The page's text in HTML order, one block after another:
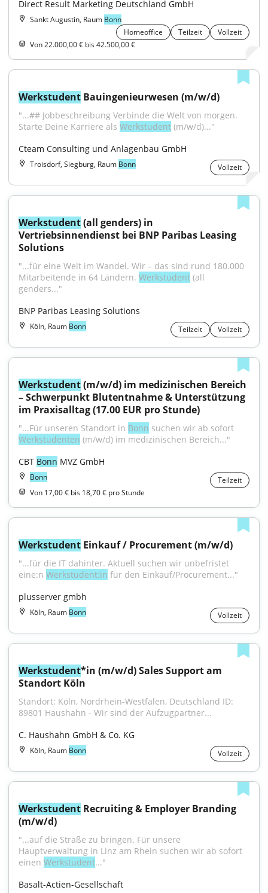
Direct Result Marketing Deutschland GmbH
Sankt Augustin, Raum Bonn
Homeoffice
Teilzeit
Vollzeit
Von 22.000,00 € bis 42.500,00 €
Werkstudent Bauingenieurwesen (m/w/d)
"...## Jobbeschreibung Verbinde die Welt von morgen.
Starte Deine Karriere als Werkstudent (m/w/d)..."
Cteam Consulting und Anlagenbau GmbH
Troisdorf, Siegburg, Raum Bonn Vollzeit
Werkstudent (all genders) in
Vertriebsinnendienst bei BNP Paribas Leasing
Solutions
"...für eine Welt im Wandel. Wir – das sind rund 180.000
Mitarbeitende in 64 Ländern. Werkstudent (all
genders..."
BNP Paribas Leasing Solutions
Köln, Raum Bonn Teilzeit Vollzeit
Werkstudent (m/w/d) im medizinischen Bereich
– Schwerpunkt Blutentnahme & Unterstützung
im Praxisalltag (17.00 EUR pro Stunde)
"...Für unseren Standort in Bonn
Werkstudenten (m/w/d) im medizinischen Bereich..."
CBT Bonn MVZ GmbH
Bonn
Teilzeit
Von 17,00 € bis 18,70 € pro Stunde
Werkstudent Einkauf / Procurement (m/w/d)
"...für die IT dahinter. Aktuell suchen wir unbefristet
eine:n Werkstudent:in für den Einkauf/Procurement..."
plusserver gmbh
Köln, Raum Bonn Vollzeit
Werkstudent*in (m/w/d) Sales Support am
Standort Köln
Standort: Köln, Nordrhein-Westfalen, Deutschland ID:
89801 Haushahn - Wir sind der Aufzugpartner...
C. Haushahn GmbH & Co. KG
Köln, Raum Bonn Vollzeit
Werkstudent Recruiting & Employer Branding
(m/w/d)
"...auf die Straße zu bringen. Für unsere
Hauptverwaltung in Linz am Rhein suchen wir ab sofort
einen Werkstudent..."
Basalt-Actien-Gesellschaft